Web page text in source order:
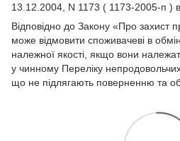
13.12.2004, N 1173 ( 1173-2005-п )
Відповідно до Закону «Про захист
може відмовити споживачеві в
належної якості, якщо вони
у чинному Переліку
що не підлягають поверненню та